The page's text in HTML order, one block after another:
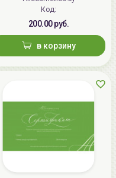
Код:
200.00 руб.
в корзину